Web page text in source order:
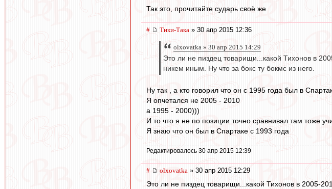
Так это, прочитайте сударь своё же
# Тики-Така » 30 апр 2015 12:36
olxovatka » 30 апр 2015 14:29
Это ли не пиздец товарищи...какой Тихонов в
никем иным. Ну что за бокс ту бокмс из него.
Ну так , а кто говорил что он с 1995 года был в
Я опчетался не 2005 - 2010
а 1995 - 2000)))
И то что я не по позиции точно сравнивал там тоже
Я знаю что он был в Спартаке с 1993 года
Редактировалось 30 апр 2015 12:39
# olxovatka » 30 апр 2015 12:29
Это ли не пиздец товарищи...какой Тихонов в 2005-